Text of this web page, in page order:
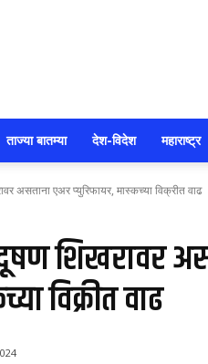
ताज्या बातम्या देश-विदेश महाराष्ट्र
असताना एअर प्युरिफायर, मास्कच्या विक्रीत वाढ
शिखरावर
विक्रीत वाढ